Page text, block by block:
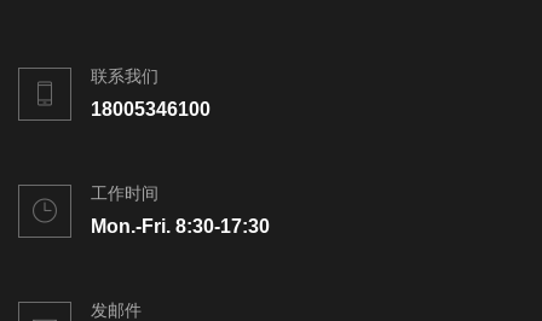
联系我们
18005346100
工作时间
Mon.-Fri. 8:30-17:30
发邮件